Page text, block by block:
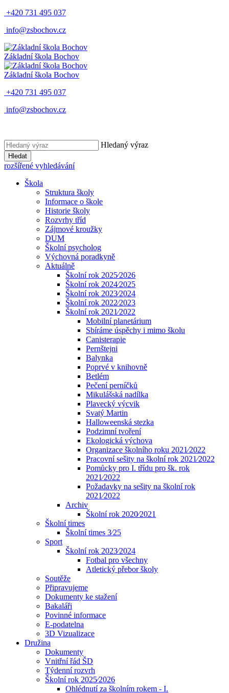
+420 731 495 037
info@zsbochov.cz
Základní škola Bochov
Základní škola Bochov
+420 731 495 037
info@zsbochov.cz
Hledaný výraz
Hledat
rozšířené vyhledávání
Škola
Struktura školy
Informace o škole
Historie školy
Rozvrhy tříd
Zájmové kroužky
DUM
Školní psycholog
Výchovná poradkyně
Aktuálně
Školní rok 2025⁄2026
Školní rok 2024⁄2025
Školní rok 2023⁄2024
Školní rok 2022⁄2023
Školní rok 2021⁄2022
Mobilní planetárium
Sbíráme úspěchy i mimo školu
Canisterapie
Pernštejni
Balynka
Poprvé v knihovně
Betlém
Pečení perníčků
Mikulášská nadílka
Plavecký výcvik
Svatý Martin
Halloweenská stezka
Podzimní tvoření
Ekologická výchova
Organizace školního roku 2021⁄2022
Pracovní sešity na školní rok 2021⁄2022
Pomůcky pro I. třídu pro šk. rok
2021⁄2022
Požadavky na sešity na školní rok
2021⁄2022
Archiv
Školní rok 2020⁄2021
Školní times
Školní times 3⁄25
Sport
Školní rok 2023⁄2024
Fotbal pro všechny
Atletický přebor školy
Soutěže
Připravujeme
Dokumenty ke stažení
Bakaláři
Povinné informace
E-podatelna
3D Vizualizace
Družina
Dokumenty
Vnitřní řád ŠD
Týdenní rozvrh
Školní rok 2025⁄2026
Ohlédnutí za školním rokem - I.